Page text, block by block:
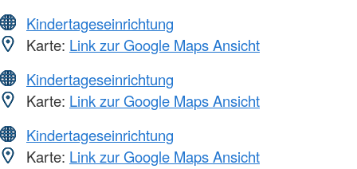
Kindertageseinrichtung
Karte: Link zur Google Maps Ansicht
Kindertageseinrichtung
Karte: Link zur Google Maps Ansicht
Kindertageseinrichtung
Karte: Link zur Google Maps Ansicht